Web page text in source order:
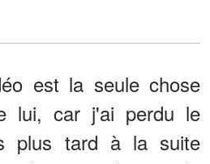
est la seule chose
lui, car j'ai perdu le
plus tard à la suite